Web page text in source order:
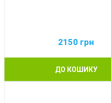
2150 грн
ДО КОШИКУ